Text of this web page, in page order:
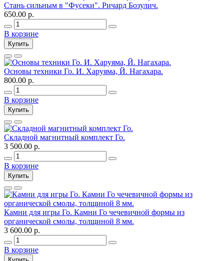
Стань сильным в "Фусеки". Ричард Бозулич.
650.00 р.
В корзине
Купить
Основы техники Го. И. Харуяма, Й. Нагахара.
800.00 р.
В корзине
Купить
Складной магнитный комплект Го.
3 500.00 р.
В корзине
Купить
Камни для игры Го. Камни Го чечевичной формы из
органической смолы, толщиной 8 мм.
3 600.00 р.
В корзине